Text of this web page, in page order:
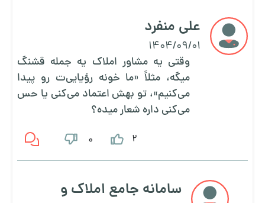
علی منفرد
1404/09/01
وقتی یه مشاور املاک یه جمله قشنگ
میگه، مثلاً «ما خونه رؤیایی‌ت رو پیدا
می‌کنیم»، تو بهش اعتماد می‌کنی یا حس
می‌کنی داره شعار میده؟
2
0
سامانه جامع املاک و